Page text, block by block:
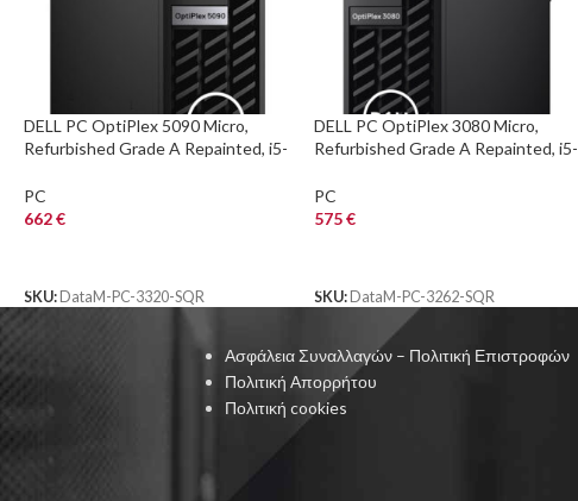
DELL PC OptiPlex 5090 Micro,
Refurbished Grade A Repainted, i5-
FreeDOS
PC
662€
SKU: DataM-PC-3320-SQR
DELL PC OptiPlex 3080 Micro,
Refurbished Grade A Repainted, i5-
FreeDOS
PC
575€
SKU: DataM-PC-3262-SQR
Ασφάλεια Συναλλαγών – Πολιτική Επιστροφών
Πολιτική Απορρήτου
Πολιτική cookies